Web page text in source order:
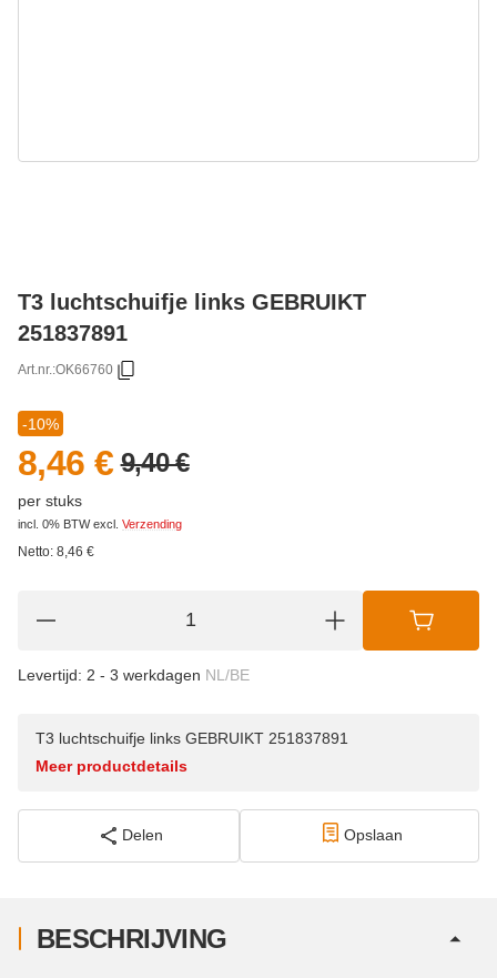
T3 luchtschuifje links GEBRUIKT
251837891
Art.nr.:OK66760
-10%
8,46 € 9,40 €
per stuks
incl. 0% BTWexcl. Verzending
Netto: 8,46 €
Levertijd: 2 - 3 werkdagen NL/BE
T3 luchtschuifje links GEBRUIKT 251837891
Meer productdetails
Delen Opslaan
BESCHRIJVING